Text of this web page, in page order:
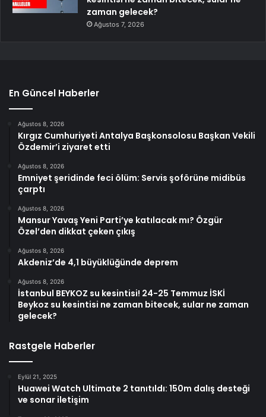
zaman gelecek?
Ağustos 7, 2026
En Güncel Haberler
Ağustos 8, 2026
Kırgız Cumhuriyeti Antalya Başkonsolosu Başkan Vekili
Özdemir’i ziyaret etti
Ağustos 8, 2026
Emniyet şeridinde feci ölüm: Servis şoförüne midibüs
çarptı
Ağustos 8, 2026
Mansur Yavaş Yeni Parti’ye katılacak mı? Özgür
Özel’den dikkat çeken çıkış
Ağustos 8, 2026
Akdeniz’de 4,1 büyüklüğünde deprem
Ağustos 8, 2026
İstanbul BEYKOZ su kesintisi! 24-25 Temmuz İSKİ
Beykoz su kesintisi ne zaman bitecek, sular ne zaman
gelecek?
Rastgele Haberler
Eylül 21, 2025
Huawei Watch Ultimate 2 tanıtıldı: 150m dalış desteği
ve sonar iletişim